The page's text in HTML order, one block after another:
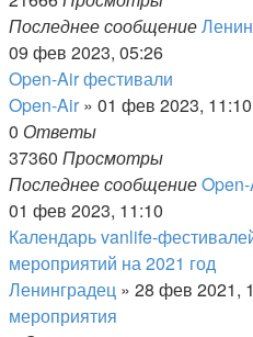
Последнее сообщение
09 фев 2023, 05:26
Open-Air фестивали
Open-Air » 01 фев 2023,
0 Ответы
37360 Просмотры
Последнее сообщение
01 фев 2023, 11:10
Календарь vanlife-
мероприятий на 2021 год
Ленинградец » 28 фев 2021,
мероприятия